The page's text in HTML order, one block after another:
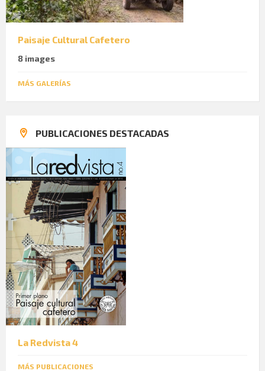
Paisaje Cultural Cafetero
8 images
MÁS GALERÍAS
PUBLICACIONES DESTACADAS
La Redvista 4
MÁS PUBLICACIONES